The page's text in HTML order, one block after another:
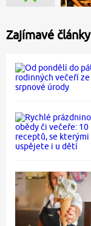
Zajímavé články